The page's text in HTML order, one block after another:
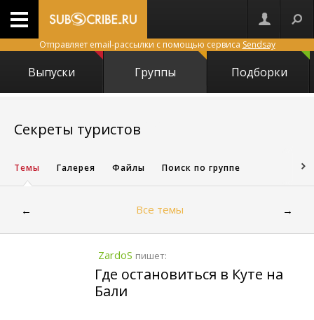
Отправляет email-рассылки с помощью сервиса Sendsay
Выпуски Группы Подборки
Секреты туристов
Темы Галерея Файлы Поиск по группе
← Все темы →
ZardoS пишет:
Где остановиться в Куте на
Бали